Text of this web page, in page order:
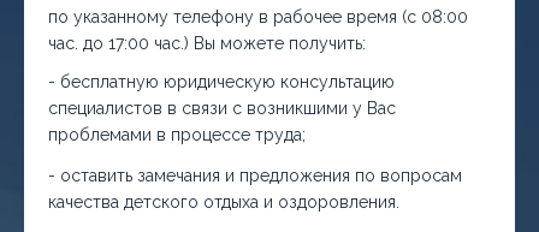
по указанному телефону в рабочее время (с 08:00
час. до 17:00 час.) Вы можете получить:
- бесплатную юридическую консультацию
специалистов в связи с возникшими у Вас
проблемами в процессе труда;
- оставить замечания и предложения по вопросам
качества детского отдыха и оздоровления.